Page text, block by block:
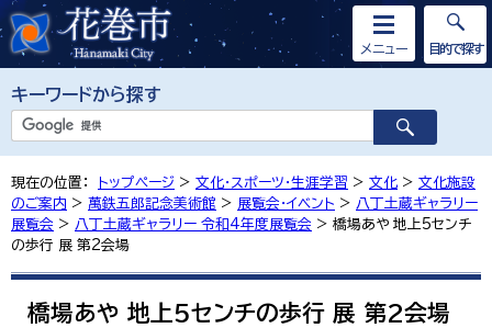
キーワードから探す
メニュー 目的で探す
現在の位置： トップページ > 文化・スポーツ・生涯学習 > 文化 > 文化施設
のご案内 > 萬鉄五郎記念美術館 > 展覧会・イベント > 八丁土蔵ギャラリー
展覧会 > 八丁土蔵ギャラリー 令和4年度展覧会 > 橋場あや 地上5センチ
の歩行 展 第2会場
橋場あや 地上5センチの歩行 展 第2会場